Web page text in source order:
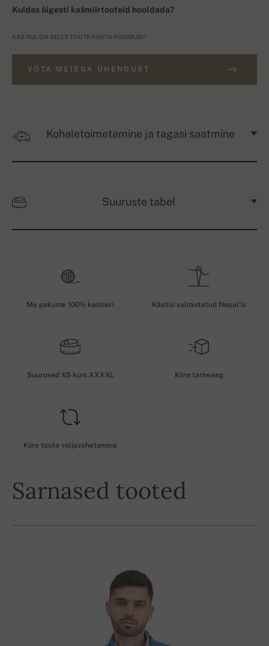
Kuidas õigesti kašmiirtooteid hooldada?
KAS SUL ON SELLE TOOTE KOHTA KÜSIMUSI?
VÕTA MEIEGA ÜHENDUST
Kohaletoimetamine ja tagasi saatmine
Suuruste tabel
Me pakume 100% kašmiiri Käsitsi valmistatud Nepal'is
Suurused XS kuni XXXXL Kiire tarneaeg
Kiire toote väljavahetamine
Sarnased tooted